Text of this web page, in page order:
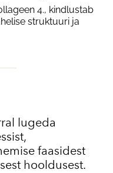
4., kindlustab
struktuuri ja
lugeda
faasidest
hooldusest.